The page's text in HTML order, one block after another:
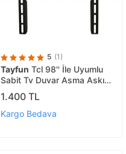
5 (1)
Tayfun Tcl 98'' İle Uyumlu
Sabit Tv Duvar Asma Askı
Aparatı-120 Kg Taşıma
1.400 TL
Kargo Bedava